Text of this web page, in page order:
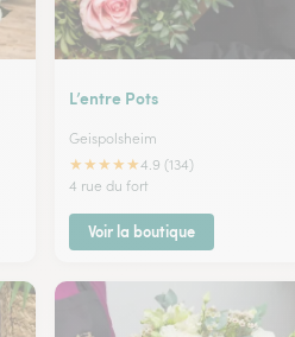
L’entre Pots
Geispolsheim
★★★★★4.9 (134)
4 rue du fort
Voir la boutique